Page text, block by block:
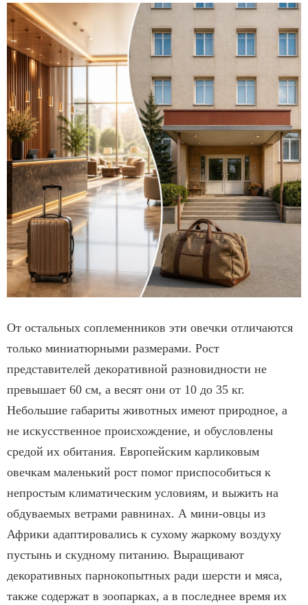
От остальных соплеменников эти овечки отличаются
только миниатюрными размерами. Рост
представителей декоративной разновидности не
превышает 60 см, а весят они от 10 до 35 кг.
Небольшие габариты животных имеют природное, а
не искусственное происхождение, и обусловлены
средой их обитания. Европейским карликовым
овечкам маленький рост помог приспособиться к
непростым климатическим условиям, и выжить на
обдуваемых ветрами равнинах. А мини-овцы из
Африки адаптировались к сухому жаркому воздуху
пустынь и скудному питанию. Выращивают
декоративных парнокопытных ради шерсти и мяса,
также содержат в зоопарках, а в последнее время их